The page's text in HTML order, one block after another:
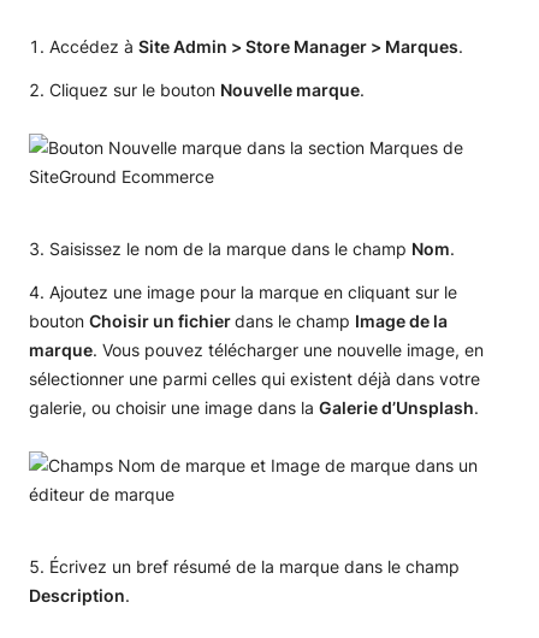
Accédez à Site Admin > Store Manager > Marques.
Cliquez sur le bouton Nouvelle marque.
Saisissez le nom de la marque dans le champ Nom.
Ajoutez une image pour la marque en cliquant sur le
bouton Choisir un fichierdans le champ Image de la
marque. Vous pouvez télécharger une nouvelle image, en
sélectionner une parmi celles qui existent déjà dans votre
galerie, ou choisir une image dans la Galerie d’Unsplash.
Écrivez un bref résumé de la marque dans le champ
Description.